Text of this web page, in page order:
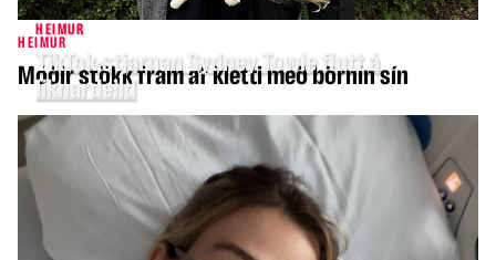
HEIMUR
Móðir stökk fram af kletti með börnin sín
HEIMUR
TikTok-stjarnan Sydney Towle flutt á
líknardeild